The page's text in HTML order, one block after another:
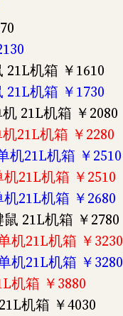
21L机箱 ￥1610
21L机箱 ￥1730
21L机箱 ￥2080
21L机箱 ￥2280
机21L机箱 ￥2510
21L机箱 ￥2510
21L机箱 ￥2680
21L机箱 ￥2780
机21L机箱 ￥3230
机21L机箱 ￥3280
机箱 ￥3880
机箱 ￥4030